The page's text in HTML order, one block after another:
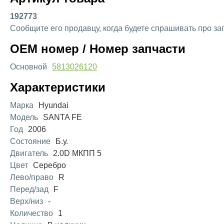
192773
Сообщите его продавцу, когда будете спрашивать про
OEM номер / Номер запчасти
Основной 5813026120
Характеристики
Марка
Hyundai
Модель
SANTA FE
Год
2006
Состояние
Б.у.
Двигатель
2.0D МКПП 5
Цвет Серебро
Лево/право
R
Перед/зад
F
Верх/низ -
Количество
1